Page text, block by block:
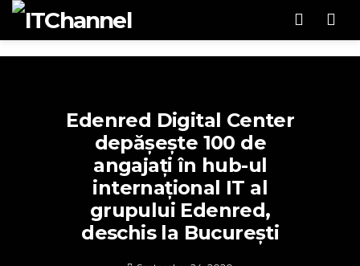
Edenred Digital Center
depășește 100 de
angajați în hub-ul
internațional IT al
grupului Edenred,
deschis la București